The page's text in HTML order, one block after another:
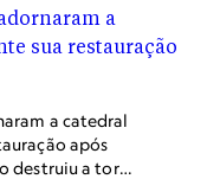
a catedral
após
destruiu a torre